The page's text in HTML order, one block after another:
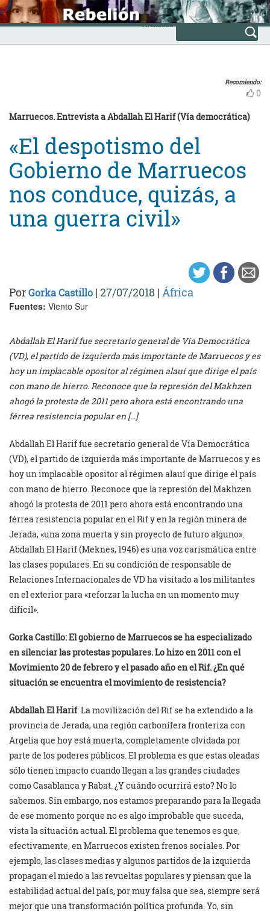
Skip
to
content
INICIO
Avanzada
Recomiendo:
0
Marruecos. Entrevista a Abdallah El Harif (Vía democrática)
«El despotismo del
Gobierno de Marruecos
nos conduce, quizás, a
una guerra civil»
PorGorka Castillo | 27/07/2018 | África
Fuentes: Viento Sur
Abdallah El Harif fue secretario general de Vía Democrática
(VD), el partido de izquierda más importante de Marruecos y es
hoy un implacable opositor al régimen alauí que dirige el país
con mano de hierro. Reconoce que la represión del Makhzen
ahogó la protesta de 2011 pero ahora está encontrando una
férrea resistencia popular en […]
Abdallah El Harif fue secretario general de Vía Democrática
(VD), el partido de izquierda más importante de Marruecos y es
hoy un implacable opositor al régimen alauí que dirige el país
con mano de hierro. Reconoce que la represión del Makhzen
ahogó la protesta de 2011 pero ahora está encontrando una
férrea resistencia popular en el Rif y en la región minera de
Jerada, «una zona muerta y sin proyecto de futuro alguno».
Abdallah El Harif (Meknes, 1946) es una voz carismática entre
las clases populares. En su condición de responsable de
Relaciones Internacionales de VD ha visitado a los militantes
en el exterior para «reforzar la lucha en un momento muy
difícil».
Gorka Castillo: El gobierno de Marruecos se ha especializado
en silenciar las protestas populares. Lo hizo en 2011 con el
Movimiento 20 de febrero y el pasado año en el Rif. ¿En qué
situación se encuentra el movimiento de resistencia?
Abdallah El Harif: La movilización del Rif se ha extendido a la
provincia de Jerada, una región carbonífera fronteriza con
Argelia que hoy está muerta, completamente olvidada por
parte de los poderes públicos. El problema es que estas oleadas
sólo tienen impacto cuando llegan a las grandes ciudades
como Casablanca y Rabat. ¿Y cuándo ocurrirá esto? No lo
sabemos. Sin embargo, nos estamos preparando para la llegada
de ese momento porque no es algo improbable que suceda,
vista la situación actual. El problema que tenemos es que,
efectivamente, en Marruecos existen frenos sociales. Por
ejemplo, las clases medias y algunos partidos de la izquierda
propagan el miedo a las revueltas populares y piensan que la
estabilidad actual del país, por muy falsa que sea, siempre será
mejor que una transformación política profunda. Yo, sin